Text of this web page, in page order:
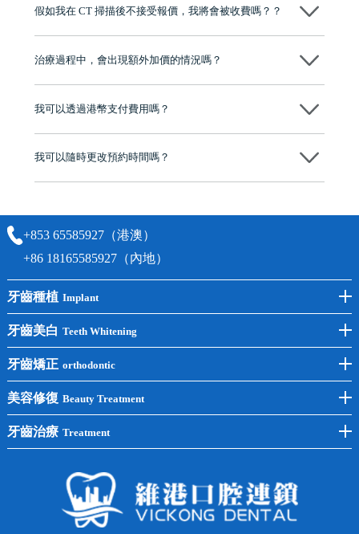
牌」、「2025香港企業領袖品牌」，是諾貝爾種植系統全球放心植牙中
至今已服務超過三十個國家和地區的顧客，受到粵港澳大灣區及周邊城
市市民極高的口碑評價及信任推薦 珠海、深圳設有八大分院，香港亦設
有咨詢及服務保障中心，有任何問題都可以隨時預約免費咨詢，讓人十
假如我在 CT 掃描後不接受報價，我將會被收費嗎？？
治療過程中，會出現額外加價的情況嗎？
我可以透過港幣支付費用嗎？
我可以隨時更改預約時間嗎？
可以，請盡早通過wechat或whatsapp聯絡我們，告知我們你原本預約的
+853 65585927（港澳）
+86 18165585927（內地）
牙齒種植 Implant
前牙種植
後牙種植
單顆種植
半口種植
全口種植
牙齒美白 Teeth Whitening
冷光美白
洗牙
四環素牙
常見問題
牙齒矯正 orthodontic
牙齒矯正
兒童矯正
牙列不齊
美容修復 Beauty Treatment
全瓷牙
牙齒治療 Treatment